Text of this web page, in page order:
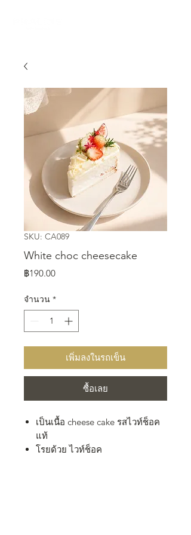
SKU: CA089
White choc cheesecake
฿190.00ราคา
จำนวน *
เพิ่มลงในรถเข็น
ซื้อเลย
เป็นเนื้อ cheese cake รสไวท์ช็อค
แท้
โรยด้วย ไวท์ช็อค